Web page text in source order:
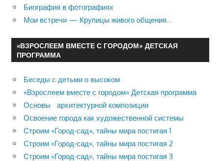
Биография в фотографиях
Мои встречи — Крупицы живого общения…
«ВЗРОСЛЕЕМ ВМЕСТЕ С ГОРОДОМ» ДЕТСКАЯ
ПРОГРАММА
Беседы с детьми о высоком
«Взрослеем вместе с городом» Детская программа
Основы архитектурной композиции
Освоение города как художественной системы
Строим «Город-сад», тайны мира постигая 1
Строим «Город-сад», тайны мира постигая 2
Строим «Город-сад», тайны мира постигая 3